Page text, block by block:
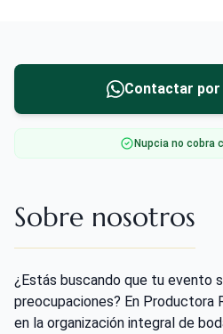
Contactar por
Nupcia no cobra
Sobre nosotros
¿Estás buscando que tu evento
preocupaciones? En Productora
en la organización integral de